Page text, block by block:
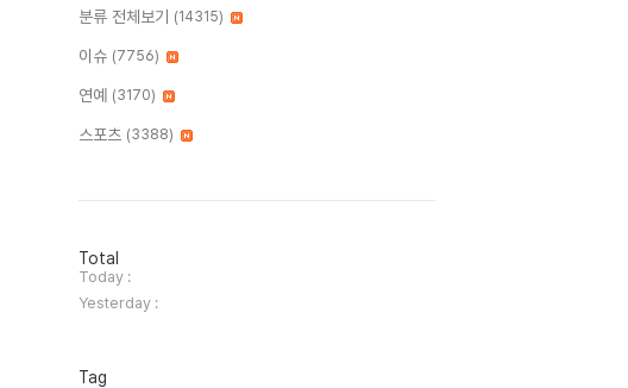
분류 전체보기 (14315)
이슈 (7756)
연예 (3170)
스포츠 (3388)
방
문
자
수
Total
Today :
Yesterday :
Tag